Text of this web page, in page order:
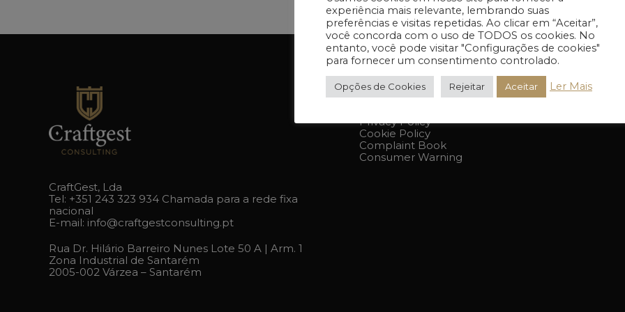
CraftGest, Lda
Tel: +351 243 323 934 Chamada para a rede fixa
nacional
E-mail: info@craftgestconsulting.pt
Rua Dr. Hilário Barreiro Nunes Lote 50 A | Arm. 1
Zona Industrial de Santarém
2005-002 Várzea – Santarém
LEGAL PAGES
Privacy Policy
Cookie Policy
Complaint Book
Consumer Warning
experiência mais relevante, lembrando suas
preferências e visitas repetidas. Ao clicar em “Aceitar”,
você concorda com o uso de TODOS os cookies. No
entanto, você pode visitar "Configurações de cookies"
para fornecer um consentimento controlado.
Opções de Cookies Rejeitar Aceitar Ler Mais